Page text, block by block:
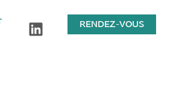
RENDEZ-VOUS